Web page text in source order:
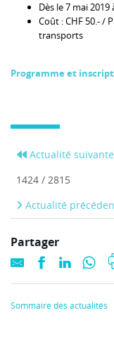
Dès le 7 mai
Coût : CHF 50.- /
transports
Programme et
Actualité suivante
1424 / 2815
Actualité
Partager
Sommaire des actualités